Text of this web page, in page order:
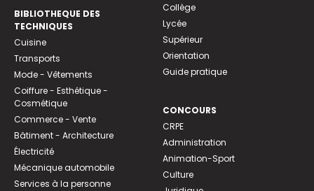
BIBLIOTHEQUE DES
TECHNIQUES
Cuisine
Transports
Mode - Vêtements
Coiffure - Esthétique -
Cosmétique
Commerce - Vente
Bâtiment - Architecture
Électricité
Mécanique automobile
Services à la personne
Collège
Lycée
Supérieur
Orientation
Guide pratique
CONCOURS
CRPE
Administration
Animation-Sport
Culture